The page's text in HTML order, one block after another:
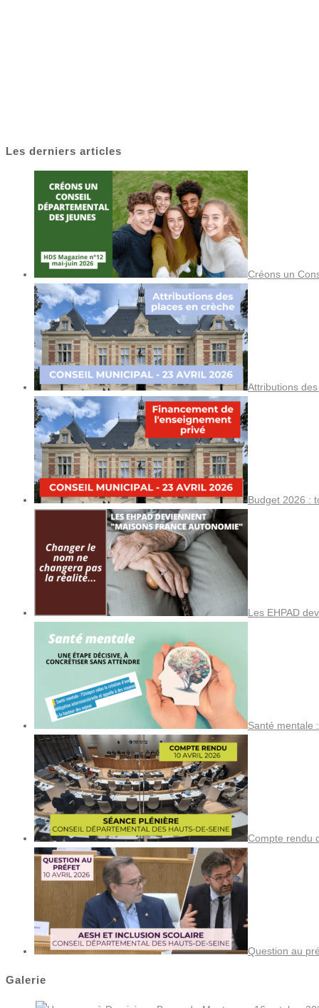
Les derniers articles
Créons un
Attributions
Budget 2026 :
Les EHPAD
Santé mentale
Compte rendu
Question au
Galerie